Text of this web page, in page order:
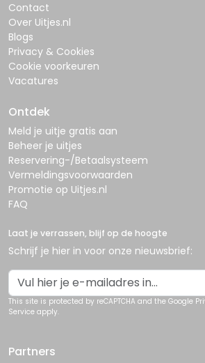
Contact
Over Uitjes.nl
Blogs
Privacy & Cookies
Cookie voorkeuren
Vacatures
Ontdek
Meld je uitje gratis aan
Beheer je uitjes
Reservering-/Betaalsysteem
Vermeldingsvoorwaarden
Promotie op Uitjes.nl
FAQ
Laat je verrassen, blijf op de hoogte
Schrijf je hier in voor onze nieuwsbrief:
This site is protected by reCAPTCHA and the Google
Service apply.
Partners